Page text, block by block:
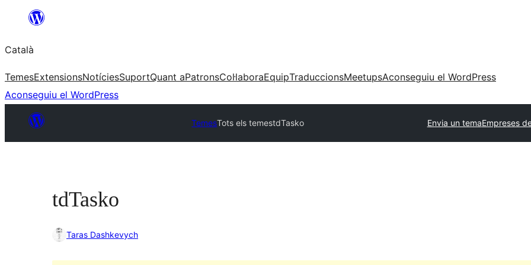
contingut
Català
TemesExtensionsNotíciesSuportQuant aPatronsCol·laboraEquipTraduccionsMeetupsAconseguiu el WordPress
Aconseguiu el WordPress
TemesTots els temestdTasko Envia un temaEmpreses
tdTasko
Taras Dashkevych